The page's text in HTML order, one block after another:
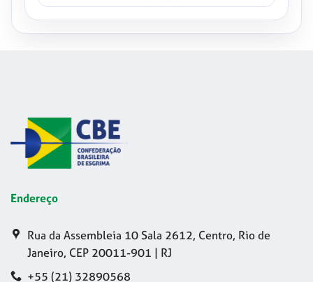
Endereço
Rua da Assembleia 10 Sala 2612, Centro, Rio de
Janeiro, CEP 20011-901 | RJ
+55 (21) 32890568